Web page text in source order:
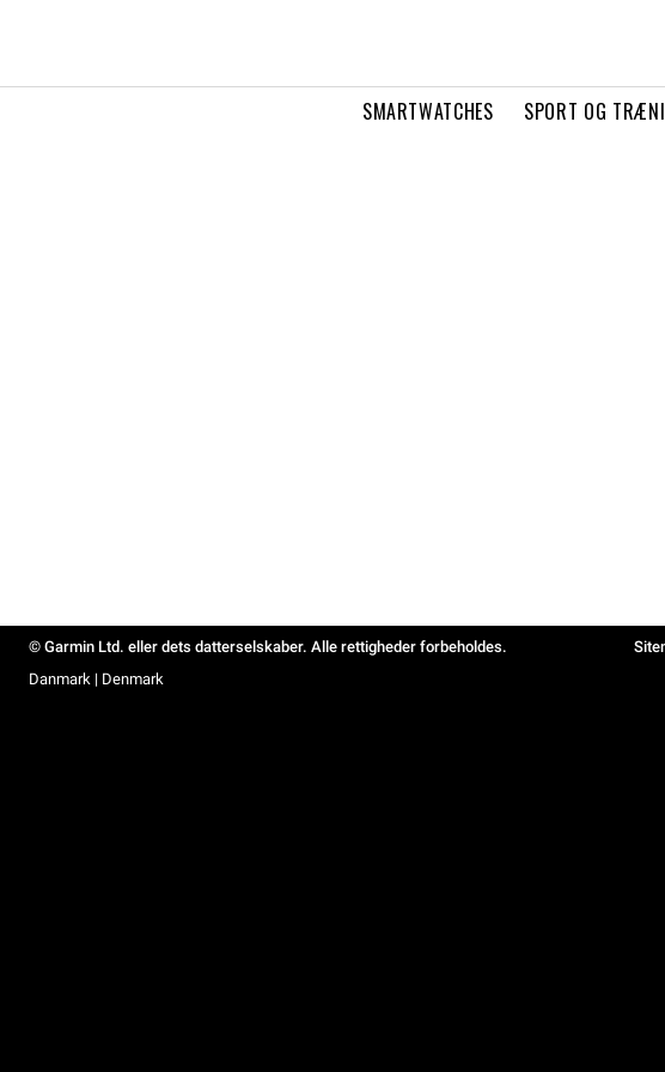
SMARTWATCHES SPORT OG
© Garmin Ltd. eller dets datterselskaber. Alle rettigheder forbeholdes.
Danmark | Denmark